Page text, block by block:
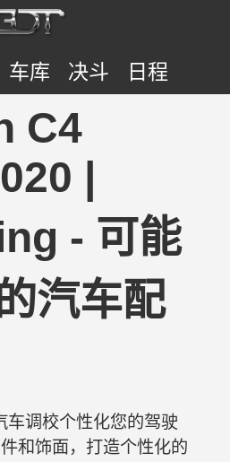
车库 决斗 日程
C4
|
- 可能
汽车配
车调校个性化您的驾驶
和饰面，打造个性化的